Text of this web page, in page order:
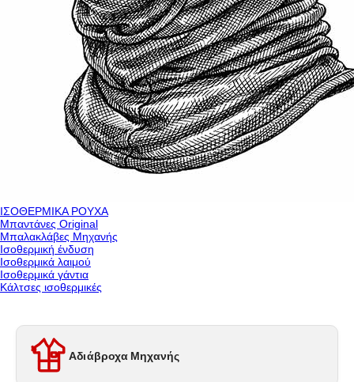
ΙΣΟΘΕΡΜΙΚΑ ΡΟΥΧΑ
Μπαντάνες Original
Μπαλακλάβες Μηχανής
Ισοθερμική ένδυση
Ισοθερμικά λαιμού
Ισοθερμικά γάντια
Κάλτσες ισοθερμικές
Αδιάβροχα Μηχανής